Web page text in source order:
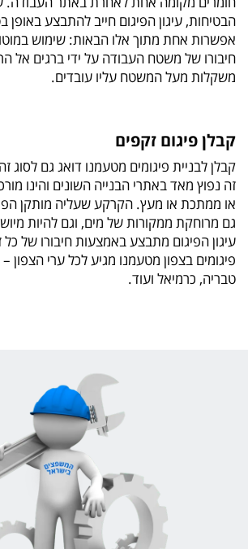
הבטיחות, עיגון הפיגום חייב להתבצע באופן
אפשרות אחת מתוך אלו הבאות: שימוש
חיבורו של משטח העבודה על ידי ברגים אל
משקלות מעל המשטח עליו עובדים.
קבלן פיגום זקפים
קבלן לבניית פיגומים מטעמנו דואג גם לסוג
זה נפוץ מאד באתרי הבנייה השונים והינו
או ממתכת או מעץ. הקרקע שעליה מותקן
גם מרוחקת ממקורות של מים, וגם להיות
עיגון הפיגום מתבצע באמצעות חיבורו של כל
פיגומים בצפון מטעמנו מגיע לכל ערי הצפון
טבריה, כרמיאל ועוד.